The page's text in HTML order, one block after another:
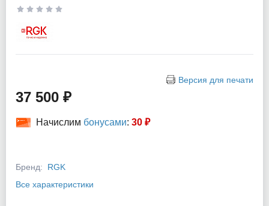
Версия для печати
37 500 ₽
Начислим бонусами: 30 ₽
Бренд:
RGK
Все характеристики